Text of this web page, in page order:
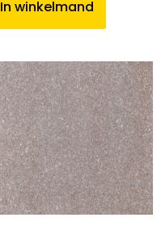
In winkelmand